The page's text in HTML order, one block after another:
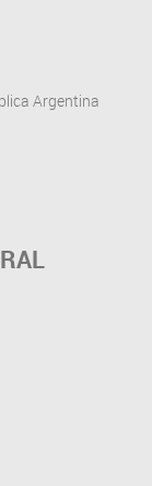
Argentina